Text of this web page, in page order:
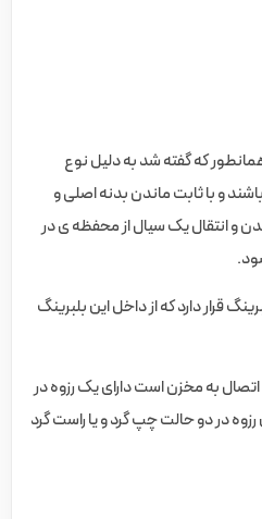
که گفته شد به دلیل نوع
و با ثابت ماندن بدنه اصلی و
انتقال یک سیال از محفظه ی در
قرار دارد که از داخل این بلبرینگ
به مخزن است دارای یک رزوه در
در دو حالت چپ گرد و یا راست گرد